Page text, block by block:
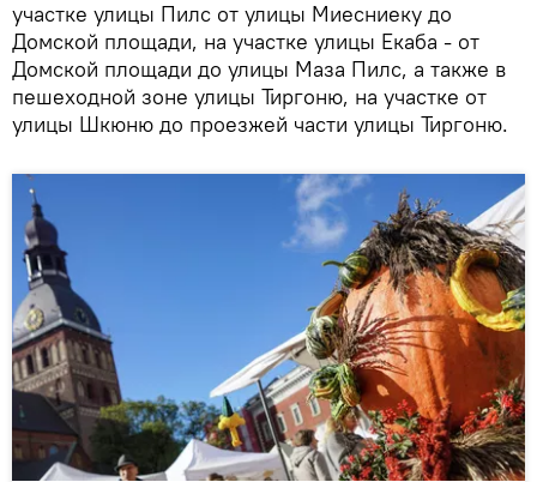
участке улицы Пилс от улицы Миесниеку до
Домской площади, на участке улицы Екаба - от
Домской площади до улицы Маза Пилс, а также в
пешеходной зоне улицы Тиргоню, на участке от
улицы Шкюню до проезжей части улицы Тиргоню.